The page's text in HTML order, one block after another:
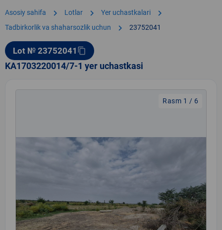
Asosiy sahifa chevron_right Lotlar chevron_right Yer uchastkalari chevron_right
Tadbirkorlik va shaharsozlik uchun chevron_right 23752041
Lot № 23752041 content_copy
KA1703220014/7-1 yer uchastkasi
Rasm 1 / 6